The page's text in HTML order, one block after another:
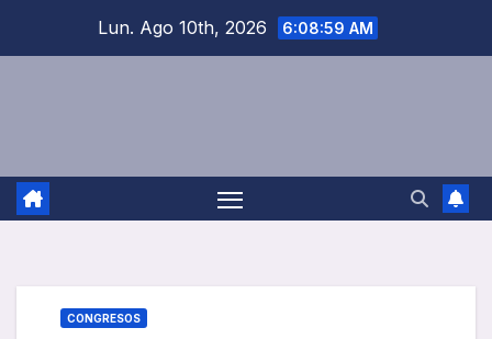
Lun. Ago 10th, 2026 6:09:00 AM
CONGRESOS